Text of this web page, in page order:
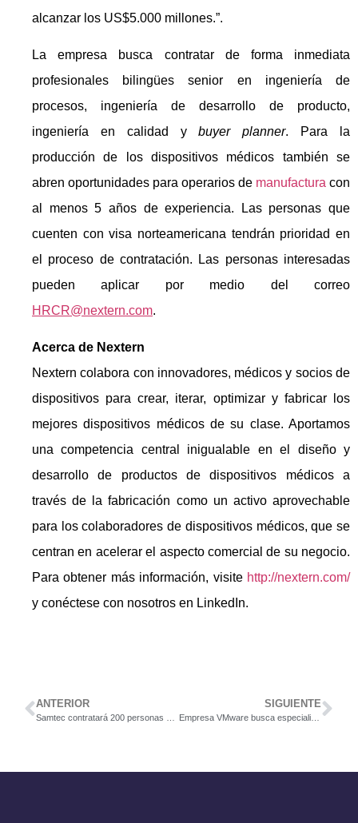
alcanzar los US$5.000 millones.”.
La empresa busca contratar de forma inmediata
profesionales bilingües senior en ingeniería de
procesos, ingeniería de desarrollo de producto,
ingeniería en calidad ybuyer planner. Para la
producción de los dispositivos médicos también se
abren oportunidades para operarios de manufactura con
al menos 5 años de experiencia. Las personas que
cuenten con visa norteamericana tendrán prioridad en
el proceso de contratación. Las personas interesadas
pueden aplicar por medio del correo
HRCR@nextern.com.
Acerca de Nextern
Nextern colabora con innovadores, médicos y socios de
dispositivos para crear, iterar, optimizar y fabricar los
mejores dispositivos médicos de su clase. Aportamos
una competencia central inigualable en el diseño y
desarrollo de productos de dispositivos médicos a
través de la fabricación como un activo aprovechable
para los colaboradores de dispositivos médicos, que se
centran en acelerar el aspecto comercial de su negocio.
Para obtener más información, visite http://nextern.com/
y conéctese con nosotros en LinkedIn.
ANTERIOR SIGUIENTE
Empresa VMware busca especialista en Recursos Humanos.